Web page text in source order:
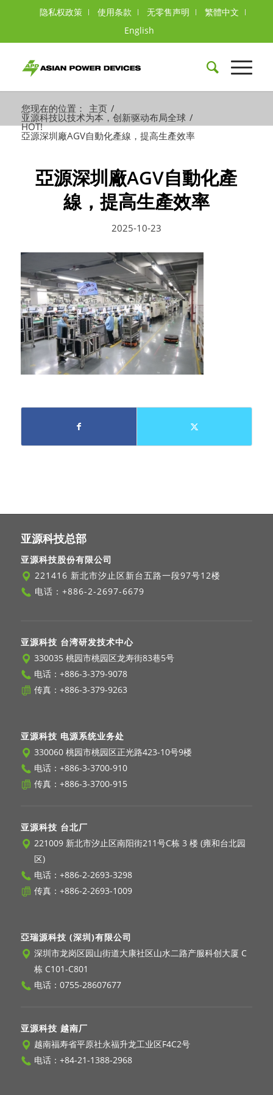
隐私权政策 使用条款 无零售声明
繁體中文
English
您现在的位置： 主页 /
亚源科技以技术为本，创新驱动布局全球
HOT!
/
亞源深圳廠AGV自動化產線，提高生產效率
亞源深圳廠AGV自動化產
線，提高生產效率
2025-10-23
亚源科技总部
亚源科技股份有限公司
221416 新北市汐止区新台五路一段97号12楼
电话： +886-2-2697-6679
亚源科技 台湾研发技术中心
330035 桃园市桃园区龙寿街83巷5号
电话： +886-3-379-9078
传真：+886-3-379-9263
亚源科技 电源系统业务处
330060 桃园市桃园区正光路423-10号9楼
电话： +886-3-3700-910
传真：+886-3-3700-915
亚源科技 台北厂
221009 新北市汐止区南阳街211号C栋 3 楼 (雍和台北园
区)
电话： +886-2-2693-3298
传真：+886-2-2693-1009
亞瑞源科技 (深圳)有限公司
深圳市龙岗区园山街道大康社区山水二路产服科创大厦 C
栋 C101-C801
电话： 0755-28607677
亚源科技 越南厂
越南福寿省平原社永福升龙工业区F4C2号
电话： +84-21-1388-2968